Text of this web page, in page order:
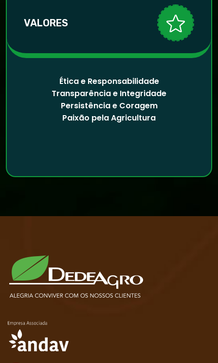
VALORES
Ética e Responsabilidade
Transparência e Integridade
Persistência e Coragem
Paixão pela Agricultura